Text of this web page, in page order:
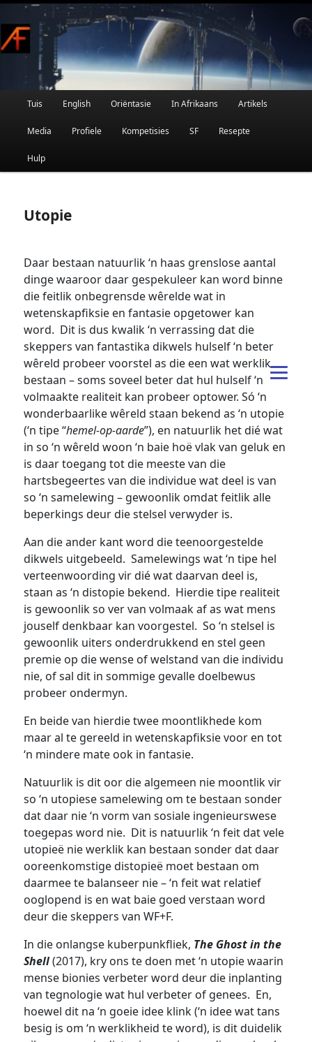
Skip
to
primary
content
Afrikaanse Wetenskapfiksie en Fantasie
Main
Tuis English Oriëntasie In Afrikaans Artikels
Media Profiele Kompetisies SF Resepte
Hulp
Utopie
Daar bestaan natuurlik ‘n haas grenslose aantal
dinge waaroor daar gespekuleer kan word binne
die feitlik onbegrensde wêrelde wat in
wetenskapfiksie en fantasie opgetower kan
word. Dit is dus kwalik ‘n verrassing dat die
skeppers van fantastika dikwels hulself ‘n beter
wêreld probeer voorstel as die een wat werklik
bestaan – soms soveel beter dat hul hulself ‘n
volmaakte realiteit kan probeer optower. Só ‘n
wonderbaarlike wêreld staan bekend as ‘n utopie
(‘n tipe “hemel-op-aarde”), en natuurlik het dié wat
in so ‘n wêreld woon ‘n baie hoë vlak van geluk en
is daar toegang tot die meeste van die
hartsbegeertes van die individue wat deel is van
so ‘n samelewing – gewoonlik omdat feitlik alle
beperkings deur die stelsel verwyder is.
Aan die ander kant word die teenoorgestelde
dikwels uitgebeeld. Samelewings wat ‘n tipe hel
verteenwoording vir dié wat daarvan deel is,
staan as ‘n distopie bekend. Hierdie tipe realiteit
is gewoonlik so ver van volmaak af as wat mens
jouself denkbaar kan voorgestel. So ‘n stelsel is
gewoonlik uiters onderdrukkend en stel geen
premie op die wense of welstand van die individu
nie, of sal dit in sommige gevalle doelbewus
probeer ondermyn.
En beide van hierdie twee moontlikhede kom
maar al te gereeld in wetenskapfiksie voor en tot
‘n mindere mate ook in fantasie.
Natuurlik is dit oor die algemeen nie moontlik vir
so ‘n utopiese samelewing om te bestaan sonder
dat daar nie ‘n vorm van sosiale ingenieurswese
toegepas word nie. Dit is natuurlik ‘n feit dat vele
utopieë nie werklik kan bestaan sonder dat daar
ooreenkomstige distopieë moet bestaan om
daarmee te balanseer nie – ‘n feit wat relatief
ooglopend is en wat baie goed verstaan word
deur die skeppers van WF+F.
In die onlangse kuberpunkfliek, The Ghost in the
Shell(2017), kry ons te doen met ‘n utopie waarin
mense bionies verbeter word deur die inplanting
van tegnologie wat hul verbeter of genees. En,
hoewel dit na ‘n goeie idee klink (‘n idee wat tans
besig is om ‘n werklikheid te word), is dit duidelik